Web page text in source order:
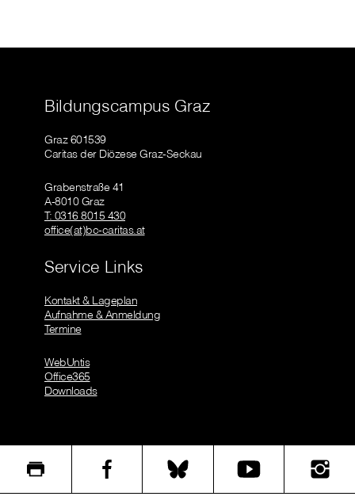
Bildungscampus Graz
Graz 601539
Caritas der Diözese Graz-Seckau
Grabenstraße 41
A-8010 Graz
T: 0316 8015 430
office(at)bc-caritas.at
Service Links
Kontakt & Lageplan
Aufnahme & Anmeldung
Termine
WebUntis
Office365
Downloads